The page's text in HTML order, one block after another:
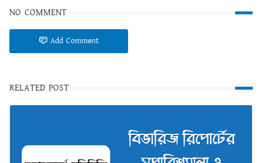
NO COMMENT
Add Comment
RELATED POST